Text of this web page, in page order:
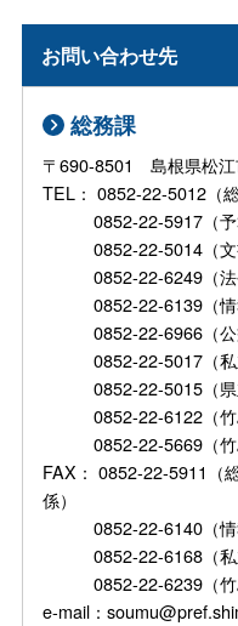
お問い合わせ先
総務課
〒690-8501 島根県松江
TEL： 0852-22-5012（総
0852-22-5917（予
0852-22-5014（文
0852-22-6249（法
0852-22-6139（情
0852-22-6966（公
0852-22-5017（私
0852-22-5015（県
0852-22-6122（竹
0852-22-5669（竹
FAX： 0852-22-5911（
係）
0852-22-6140（情報
0852-22-6168（私立
0852-22-6239（竹島
e-mail：